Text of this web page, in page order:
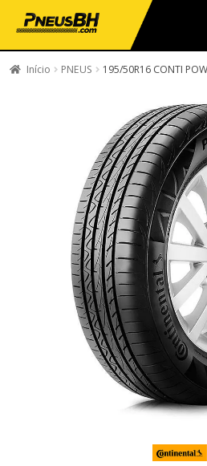
PNEUS EM OFERTA SERVIÇOS
Início PNEUS 195/50R16 CONTI